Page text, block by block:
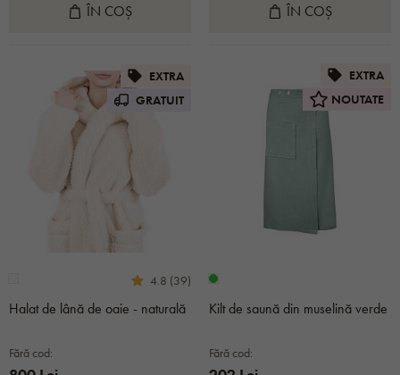
ÎN COȘ ÎN COȘ
EXTRA
GRATUIT
4.8 (39)
Halat de lână de oaie - naturală
Fără cod:
EXTRA
NOUTATE
Kilt de saună din muselină verde
Fără cod: